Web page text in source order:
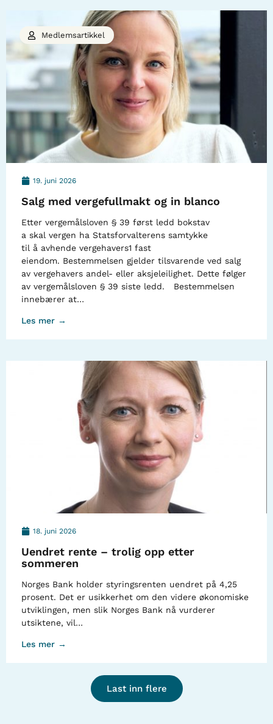
19. juni 2026
Salg med vergefullmakt og in blanco
Etter vergemålsloven § 39 først ledd bokstav
a skal vergen ha Statsforvalterens samtykke
til å avhende vergehavers1 fast
eiendom. Bestemmelsen gjelder tilsvarende ved salg
av vergehavers andel- eller aksjeleilighet. Dette følger
av vergemålsloven § 39 siste ledd. Bestemmelsen
innebærer at…
Les mer →
Medlemsartikkel
18. juni 2026
Uendret rente – trolig opp etter
sommeren
Norges Bank holder styringsrenten uendret på 4,25
prosent. Det er usikkerhet om den videre økonomiske
utviklingen, men slik Norges Bank nå vurderer
utsiktene, vil…
Les mer →
Last inn flere